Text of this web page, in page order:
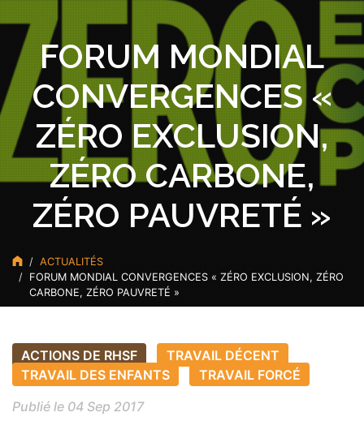
FORUM MONDIAL
CONVERGENCES «
ZÉRO EXCLUSION,
ZÉRO CARBONE,
ZÉRO PAUVRETÉ »
ACTUALITÉS
FORUM MONDIAL CONVERGENCES « ZÉRO EXCLUSION, ZÉRO
CARBONE, ZÉRO PAUVRETÉ »
ACTIONS DE RHSF
TRAVAIL DÉCENT
TRAVAIL DES ENFANTS
TRAVAIL FORCÉ
Publié le 04 Sep 2017